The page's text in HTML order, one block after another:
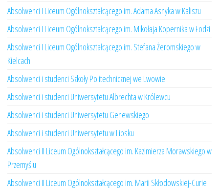
Absolwenci I Liceum Ogólnokształcącego im. Adama Asnyka w Kaliszu
Absolwenci I Liceum Ogólnokształcącego im. Mikołaja Kopernika w Łodzi
Absolwenci I Liceum Ogólnokształcącego im. Stefana Żeromskiego w
Kielcach
Absolwenci i studenci Szkoły Politechnicznej we Lwowie
Absolwenci i studenci Uniwersytetu Albrechta w Królewcu
Absolwenci i studenci Uniwersytetu Genewskiego
Absolwenci i studenci Uniwersytetu w Lipsku
Absolwenci II Liceum Ogólnokształcącego im. Kazimierza Morawskiego w
Przemyślu
Absolwenci II Liceum Ogólnokształcącego im. Marii Skłodowskiej-Curie